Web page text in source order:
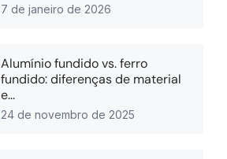
7 de janeiro de 2026
Alumínio fundido vs. ferro
fundido: diferenças de material
e...
24 de novembro de 2025